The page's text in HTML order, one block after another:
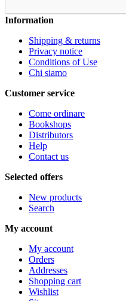
Information
Shipping & returns
Privacy notice
Conditions of Use
Chi siamo
Customer service
Come ordinare
Bookshops
Distributors
Help
Contact us
Selected offers
New products
Search
My account
My account
Orders
Addresses
Shopping cart
Wishlist